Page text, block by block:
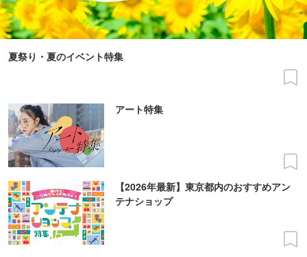
夏祭り・夏のイベント特集
アート特集
【2026年最新】東京都内のおすすめアン
テナショップ